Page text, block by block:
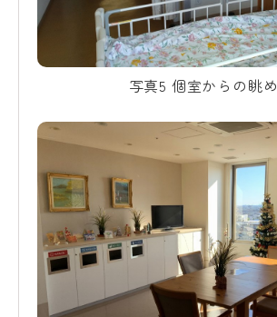
写真5 個室からの眺め